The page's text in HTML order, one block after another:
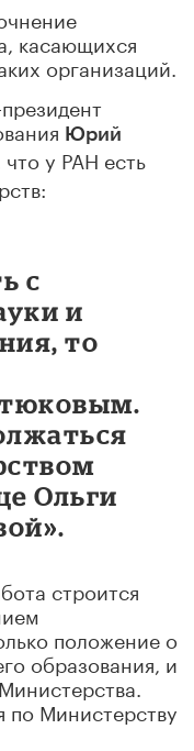
касающихся
организаций.
Юрий
у РАН есть
с
и
то
Ольги
строится
положение о
образования, и
по Министерству